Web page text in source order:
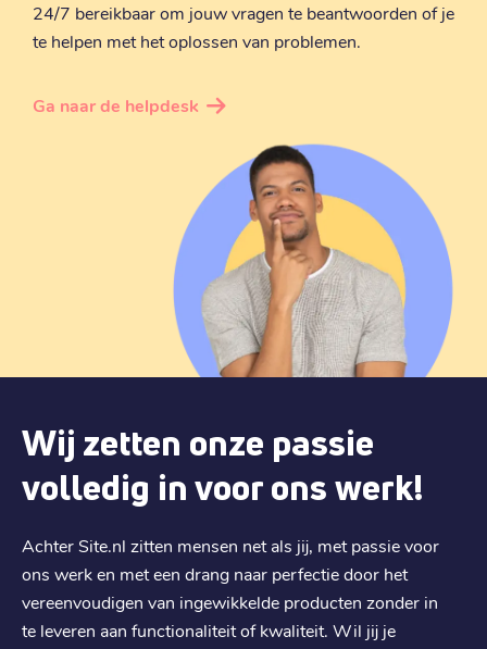
24/7 bereikbaar om jouw vragen te beantwoorden of je
te helpen met het oplossen van problemen.
Ga naar de helpdesk
Wij zetten onze passie
volledig in voor ons werk!
Achter Site.nl zitten mensen net als jij, met passie voor
ons werk en met een drang naar perfectie door het
vereenvoudigen van ingewikkelde producten zonder in
te leveren aan functionaliteit of kwaliteit. Wil jij je